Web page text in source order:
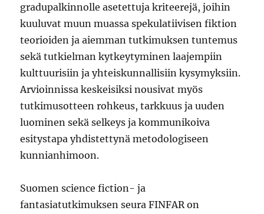
gradupalkinnolle asetettuja kriteerejä, joihin
kuuluvat muun muassa spekulatiivisen fiktion
teorioiden ja aiemman tutkimuksen tuntemus
sekä tutkielman kytkeytyminen laajempiin
kulttuurisiin ja yhteiskunnallisiin kysymyksiin.
Arvioinnissa keskeisiksi nousivat myös
tutkimusotteen rohkeus, tarkkuus ja uuden
luominen sekä selkeys ja kommunikoiva
esitystapa yhdistettynä metodologiseen
kunnianhimoon.
Suomen science fiction- ja
fantasiatutkimuksen seura FINFAR on